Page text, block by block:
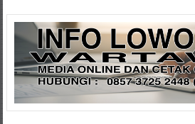
content
Cahaya
Baru
Media
Cahaya
Baru